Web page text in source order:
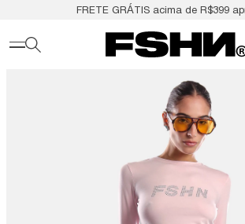
FRETE GRÁTIS acima de R$399